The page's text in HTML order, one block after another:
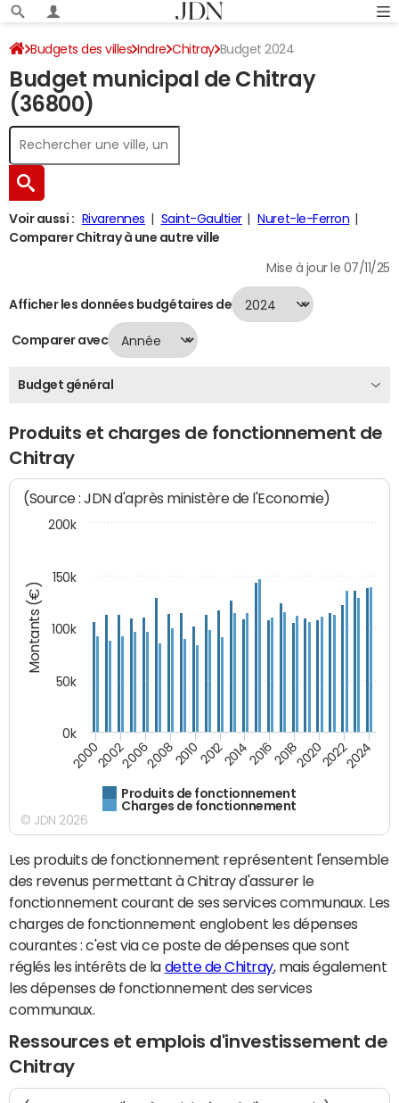
Budgets des villes Indre Chitray Budget 2024
Budget municipal de Chitray
(36800)
Voir aussi : Rivarennes Saint-Gaultier
Nuret-le-Ferron
Comparer Chitray à une autre ville
Mise à jour le 07/11/25
Afficher les données budgétaires de
Comparer avec
Budget général
Produits et charges de fonctionnement de
Chitray
Montants (€)
(Source : JDN d'après ministère de l'Economie)
Produits de fonctionnement
Charges de fonctionnement
200020022006200820102012201420162018202020222024
0k
50k
100k
150k
200k
© JDN 2026
Les produits de fonctionnement représentent l'ensemble
des revenus permettant à Chitray d'assurer le
fonctionnement courant de ses services communaux. Les
charges de fonctionnement englobent les dépenses
courantes : c'est via ce poste de dépenses que sont
réglés les intérêts de la dette de Chitray, mais également
les dépenses de fonctionnement des services
communaux.
Ressources et emplois d'investissement de
Chitray